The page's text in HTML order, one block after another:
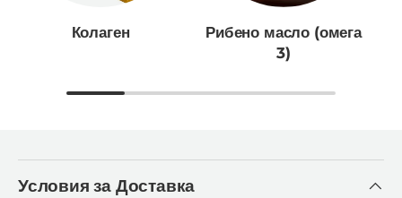
Колаген
Рибено масло (омега
3)
Условия за Доставка